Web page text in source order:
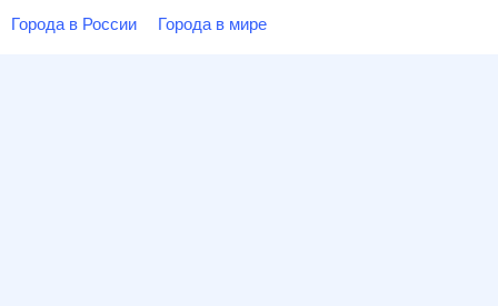
Города в России Города в мире